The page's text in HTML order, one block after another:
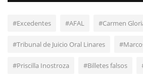
#Excedentes #AFAL #Carmen
#Tribunal de Juicio Oral Linares
#Priscilla Inostroza #Billetes falsos